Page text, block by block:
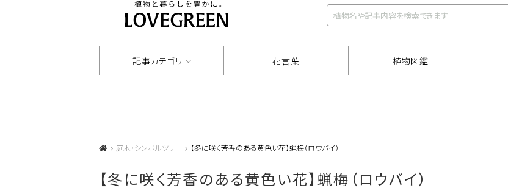
記事カテゴリ 花言葉 植物図鑑
庭木・シンボルツリー 【冬に咲く芳香のある黄色い花】蝋梅（ロウバイ）
【冬に咲く芳香のある黄色い花】蝋梅（ロウバイ）